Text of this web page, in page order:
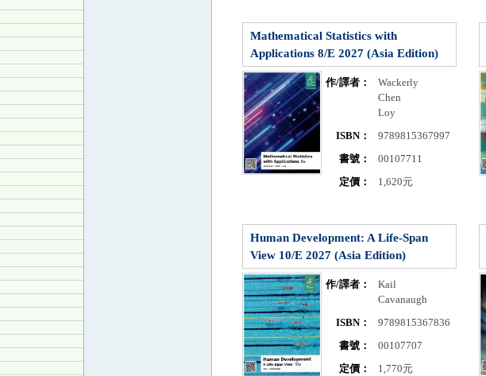
Mathematical Statistics with
Applications 8/E 2027 (Asia Edition)
作/譯者：
Wackerly
Chen
Loy
ISBN：
9789815367997
書號：
00107711
定價：
1,620元
Human Development: A Life-Span
View 10/E 2027 (Asia Edition)
作/譯者：
Kail
Cavanaugh
ISBN：
9789815367836
書號：
00107707
定價：
1,770元